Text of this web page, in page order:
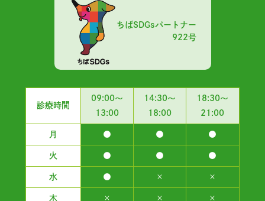
ちばSDGsパートナー
922号
診療時間
09:00～
13:00
14:30～
18:00
18:30～
21:00
月 ● ● ●
火 ● ● ●
水 ● × ×
木 × × ×